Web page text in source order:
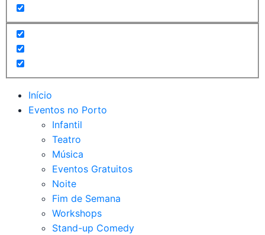
Início
Eventos no Porto
Infantil
Teatro
Música
Eventos Gratuitos
Noite
Fim de Semana
Workshops
Stand-up Comedy